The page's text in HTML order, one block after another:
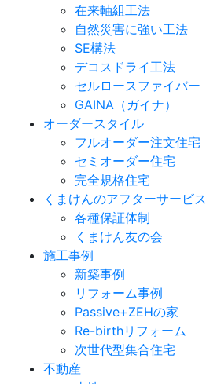
在来軸組工法
自然災害に強い工法
SE構法
デコスドライ工法
セルロースファイバー
GAINA（ガイナ）
オーダースタイル
フルオーダー注文住宅
セミオーダー住宅
完全規格住宅
くまけんのアフターサービス
各種保証体制
くまけん友の会
施工事例
新築事例
リフォーム事例
Passive+ZEHの家
Re-birthリフォーム
次世代型集合住宅
不動産